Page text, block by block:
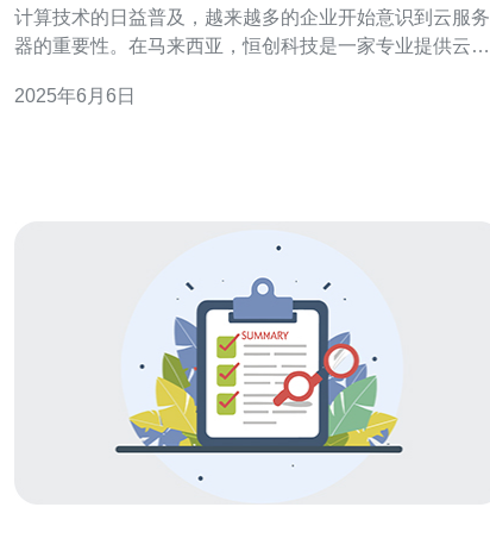
计算技术的日益普及，越来越多的企业开始意识到云服务
器的重要性。在马来西亚，恒创科技是一家专业提供云计
案。 恒创科技拥有先进的云计算技术和专业的团队，为客
2025年6月6日